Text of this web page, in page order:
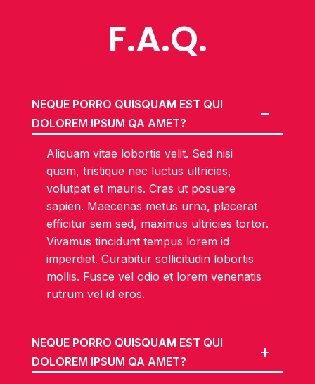
F.A.Q.
NEQUE PORRO QUISQUAM EST QUI
DOLOREM IPSUM QA AMET?
Aliquam vitae lobortis velit. Sed nisi
quam, tristique nec luctus ultricies,
volutpat et mauris. Cras ut posuere
sapien. Maecenas metus urna, placerat
efficitur sem sed, maximus ultricies tortor.
Vivamus tincidunt tempus lorem id
imperdiet. Curabitur sollicitudin lobortis
mollis. Fusce vel odio et lorem venenatis
rutrum vel id eros.
NEQUE PORRO QUISQUAM EST QUI
DOLOREM IPSUM QA AMET?